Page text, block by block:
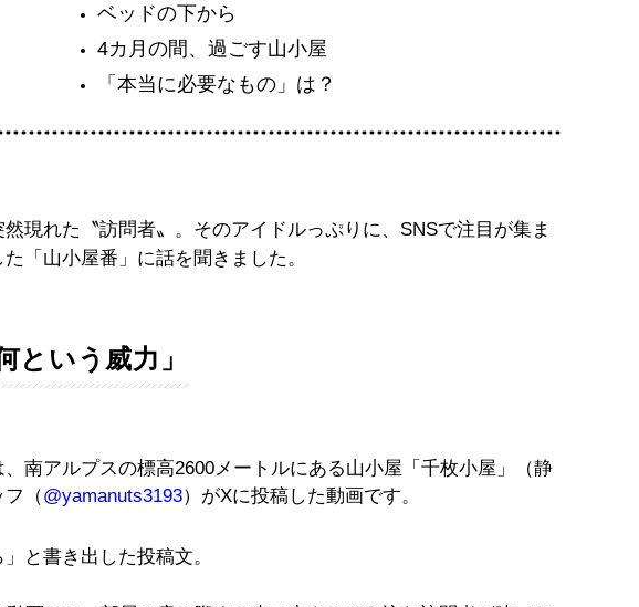
ベッドの下から
4カ月の間、過ごす山小屋
「本当に必要なもの」は？
然現れた〝訪問者〟。そのアイドルっぷりに、SNSで注目が集ま
「山小屋番」に話を聞きました。
という威力」
南アルプスの標高2600メートルにある山小屋「千枚小屋」（静
フ（@yamanuts3193）がXに投稿した動画です。
」と書き出した投稿文。